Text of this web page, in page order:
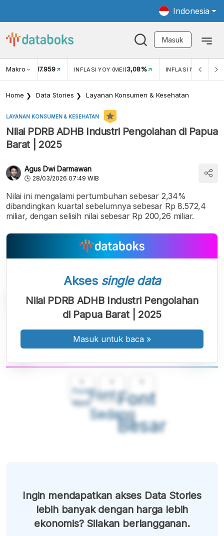
Indonesia
Masuk
Makro
USD/IDR 17.959 INFLASI YOY (MEI)3,08% INFLASI MOM (MEI)
Home Data Stories Layanan Konsumen & Kesehatan
LAYANAN KONSUMEN & KESEHATAN
Nilai PDRB ADHB Industri Pengolahan di Papua
Barat | 2025
Agus Dwi Darmawan
28/03/2026 07:49 WIB
Nilai ini mengalami pertumbuhan sebesar 2,34%
dibandingkan kuartal sebelumnya sebesar Rp 8.572,4
miliar, dengan selisih nilai sebesar Rp 200,26 miliar.
Font
Kecil
Font
Sedang
Font
Besar
Akses single data
Nilai PDRB ADHB Industri Pengolahan
di Papua Barat | 2025
Masuk untuk baca »
Ingin mendapatkan akses Data Stories
lebih banyak dengan harga lebih
ekonomis? Silakan berlangganan.